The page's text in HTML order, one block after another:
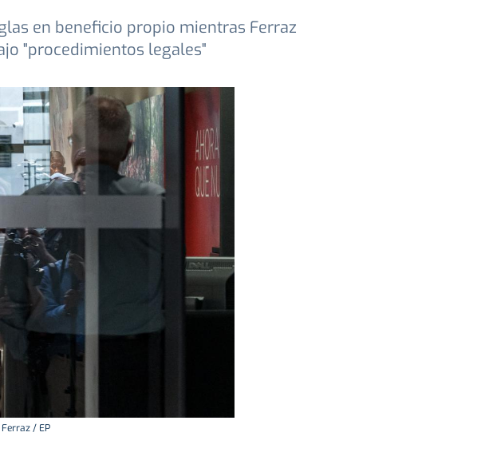
en beneficio propio mientras Ferraz
"procedimientos legales"
/ EP